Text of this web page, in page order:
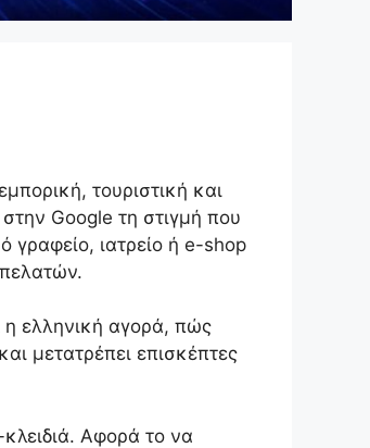
τουριστική και
Google τη στιγμή που
γραφείο, ιατρείο ή e-shop
η ελληνική αγορά, πώς
μετατρέπει επισκέπτες
Αφορά το να